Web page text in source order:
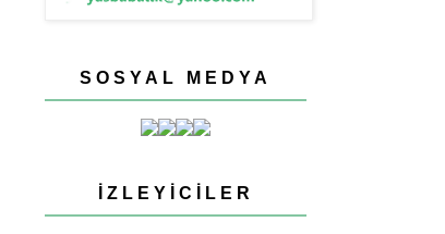
SOSYAL MEDYA
İZLEYICILER